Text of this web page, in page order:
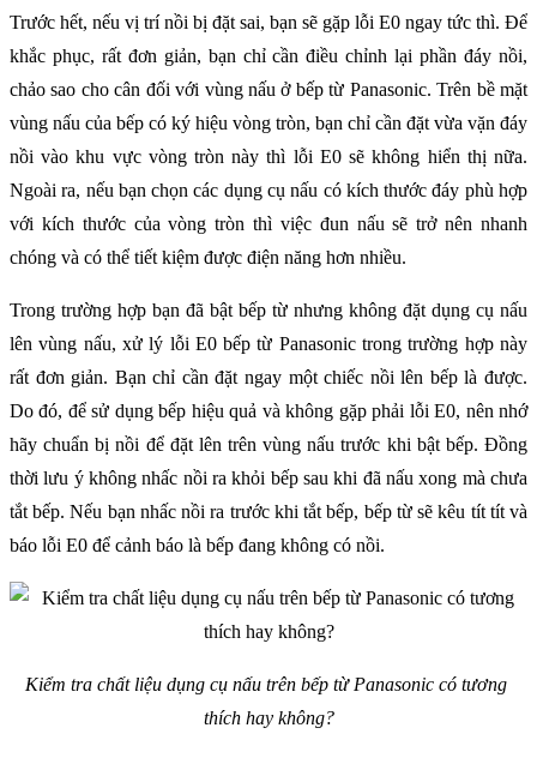
Trước hết, nếu vị trí nồi bị đặt sai, bạn sẽ gặp lỗi E0 ngay tức thì. Để
khắc phục, rất đơn giản, bạn chỉ cần điều chỉnh lại phần đáy nồi,
chảo sao cho cân đối với vùng nấu ở bếp từ Panasonic. Trên bề mặt
vùng nấu của bếp có ký hiệu vòng tròn, bạn chỉ cần đặt vừa vặn đáy
nồi vào khu vực vòng tròn này thì lỗi E0 sẽ không hiển thị nữa.
Ngoài ra, nếu bạn chọn các dụng cụ nấu có kích thước đáy phù hợp
với kích thước của vòng tròn thì việc đun nấu sẽ trở nên nhanh
chóng và có thể tiết kiệm được điện năng hơn nhiều.
Trong trường hợp bạn đã bật bếp từ nhưng không đặt dụng cụ nấu
lên vùng nấu, xử lý lỗi E0 bếp từ Panasonic trong trường hợp này
rất đơn giản. Bạn chỉ cần đặt ngay một chiếc nồi lên bếp là được.
Do đó, để sử dụng bếp hiệu quả và không gặp phải lỗi E0, nên nhớ
hãy chuẩn bị nồi để đặt lên trên vùng nấu trước khi bật bếp. Đồng
thời lưu ý không nhấc nồi ra khỏi bếp sau khi đã nấu xong mà chưa
tắt bếp. Nếu bạn nhấc nồi ra trước khi tắt bếp, bếp từ sẽ kêu tít tít và
báo lỗi E0 để cảnh báo là bếp đang không có nồi.
Kiểm tra chất liệu dụng cụ nấu trên bếp từ Panasonic có tương
thích hay không?